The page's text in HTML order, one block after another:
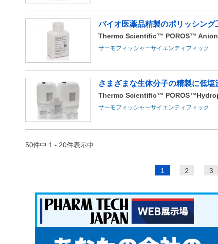
バイオ医薬品精製のポリッシン
Thermo Scientific™ POROS™
サーモフィッシャーサイエンティフィック
さまざまな生体分子の精製に低
Thermo Scientific™
サーモフィッシャーサイエンティフィック
50件中 1 - 20件表示中
1 2 3